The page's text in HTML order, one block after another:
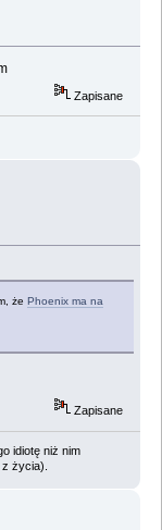
Zapisane
żePhoenix ma na
Zapisane
idiotę niż nim
życia).